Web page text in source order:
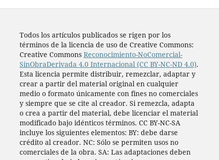
Todos los artí­culos publicados se rigen por los
términos de la licencia de uso de Creative Commons:
Creative Commons Reconocimiento-NoComercial-
SinObraDerivada 4.0 Internacional (CC BY-NC-ND 4.0).
Esta licencia permite distribuir, remezclar, adaptar y
crear a partir del material original en cualquier
medio o formato únicamente con fines no comerciales
y siempre que se cite al creador. Si remezcla, adapta
o crea a partir del material, debe licenciar el material
modificado bajo idénticos términos. CC BY-NC-SA
incluye los siguientes elementos: BY: debe darse
crédito al creador. NC: Sólo se permiten usos no
comerciales de la obra. SA: Las adaptaciones deben